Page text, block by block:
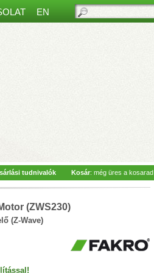
EN
beltéri monitorral
– Hívásfogadás
Siri hangvezérlés
– 2-vezetékes
tudnivalók Kosár: még üres a kosarad
(ZWS230)
(Z-Wave)